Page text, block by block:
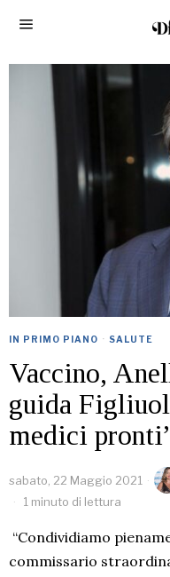
IN PRIMO PIANO · SALUTE
Vaccino,
guida
medici
sabato, 22 Maggio 2021
1 minuto di lettura
“Condividiamo
commissario